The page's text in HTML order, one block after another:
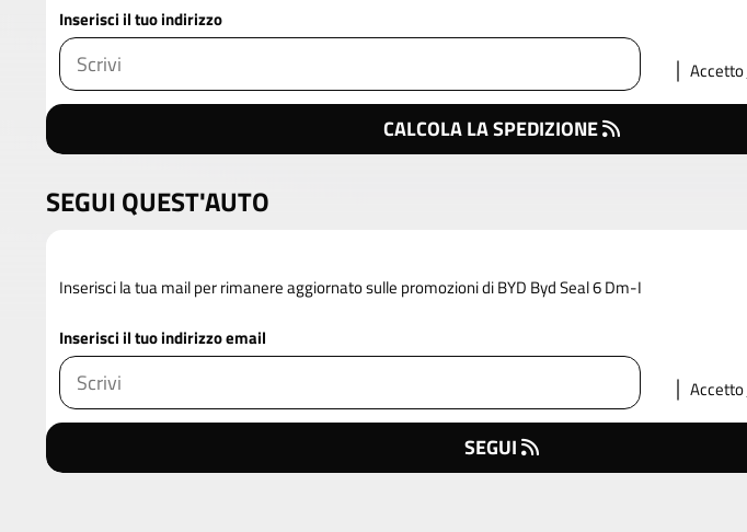
Inserisci il tuo indirizzo
Accetto
CALCOLA LA SPEDIZIONE
SEGUI QUEST'AUTO
Inserisci la tua mail per rimanere aggiornato sulle promozioni di BYD Byd Seal 6 Dm-I
Inserisci il tuo indirizzo email
Accetto
SEGUI